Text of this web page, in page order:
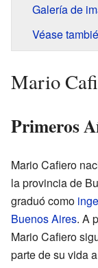
Galería de
Véase
Mario
Primeros
Mario Cafiero
la provincia de
graduó como
Buenos Aires. A
Mario Cafiero
parte de su vida